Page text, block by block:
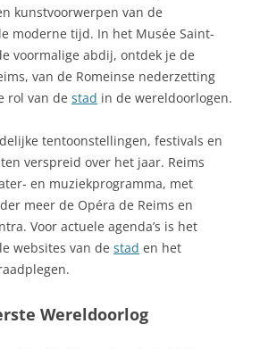
kunstvoorwerpen van de
moderne tijd. In het Musée Saint-
voormalige abdij, ontdek je de
van de Romeinse nederzetting
rol van de stad in de wereldoorlogen.
tentoonstellingen, festivals en
verspreid over het jaar. Reims
en muziekprogramma, met
meer de Opéra de Reims en
Voor actuele agenda’s is het
websites van de stad en het
Wereldoorlog